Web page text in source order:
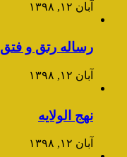
آبان ۱۲, ۱۳۹۸
رساله رتق و فتق
آبان ۱۲, ۱۳۹۸
نهج الولایه
آبان ۱۲, ۱۳۹۸